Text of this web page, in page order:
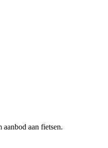
aan fietsen.